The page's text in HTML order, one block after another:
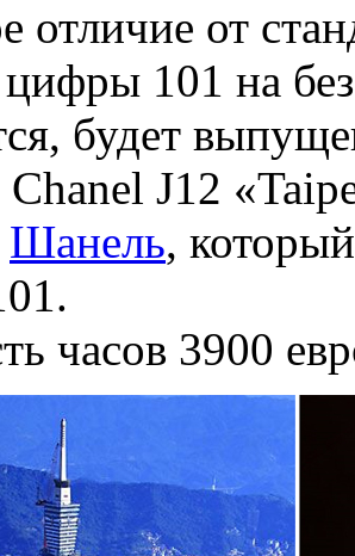
отличие от
101 на
будет
Chanel J12
Шанель,
часов 3900